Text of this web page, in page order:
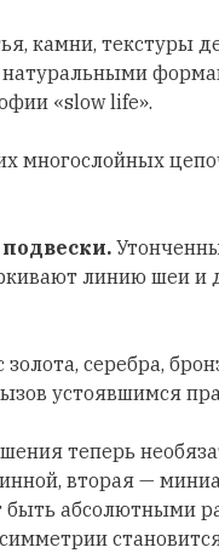
камни, текстуры
«slow life».
многослойных
линию шеи и
золота, серебра,
устоявшимся
теперь
вторая —
быть абсолютными